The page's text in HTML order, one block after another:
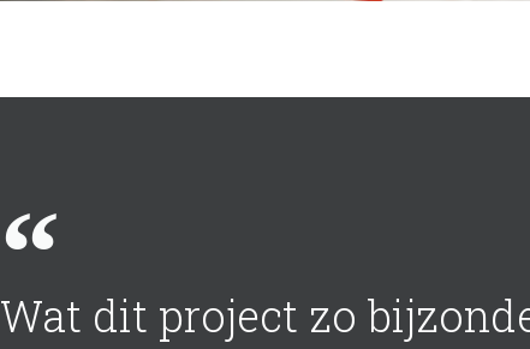
Wat dit project zo